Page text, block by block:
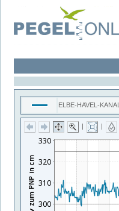
ELBE-HAVEL-KANAL
| |